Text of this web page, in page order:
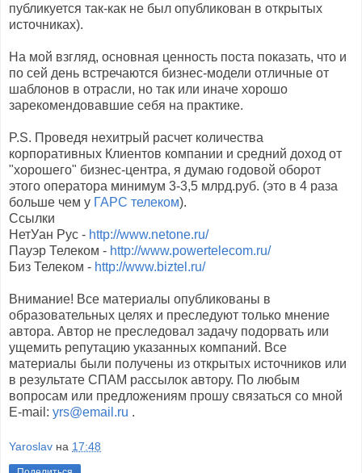
публикуется так-как не был опубликован в открытых
источниках).
На мой взгляд, основная ценность поста показать, что и
по сей день встречаются бизнес-модели отличные от
шаблонов в отрасли, но так или иначе хорошо
зарекомендовавшие себя на практике.
P.S. Проведя нехитрый расчет количества
корпоративных Клиентов компании и средний доход от
"хорошего" бизнес-центра, я думаю годовой оборот
этого оператора минимум 3-3,5 млрд.руб. (это в 4 раза
больше чем у ГАРС телеком).
Ссылки
НетУан Рус - http://www.netone.ru/
Пауэр Телеком - http://www.powertelecom.ru/
Биз Телеком - http://www.biztel.ru/
Внимание! Все материалы опубликованы в
образовательных целях и преследуют только мнение
автора. Автор не преследовал задачу подорвать или
ущемить репутацию указанных компаний. Все
материалы были получены из открытых источников или
в результате СПАМ рассылок автору. По любым
вопросам или предложениям прошу связаться со мной
E-mail : yrs@email .ru .
Yaroslav на 17:48